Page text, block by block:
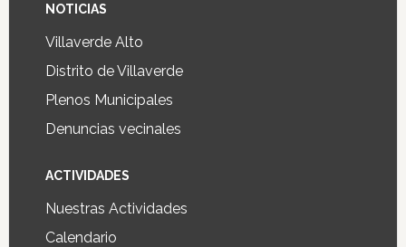
NOTICIAS
Villaverde Alto
Distrito de Villaverde
Plenos Municipales
Denuncias vecinales
ACTIVIDADES
Nuestras Actividades
Calendario